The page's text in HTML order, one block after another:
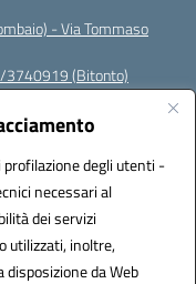
degli utenti -
necessari al
dei servizi
utilizzati, inoltre,
da Web
- Via Tommaso
(Bitonto)
istsc_baic80800a